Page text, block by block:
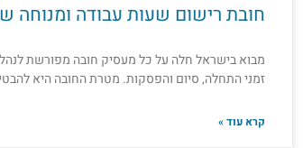
חובת רישום שעות עבודה ומנוחה
מבוא בישראל חלה על כל מעסיק חובה מפורשת
זמני התחלה, סיום והפסקות. מטרת החובה היא
קרא עוד »